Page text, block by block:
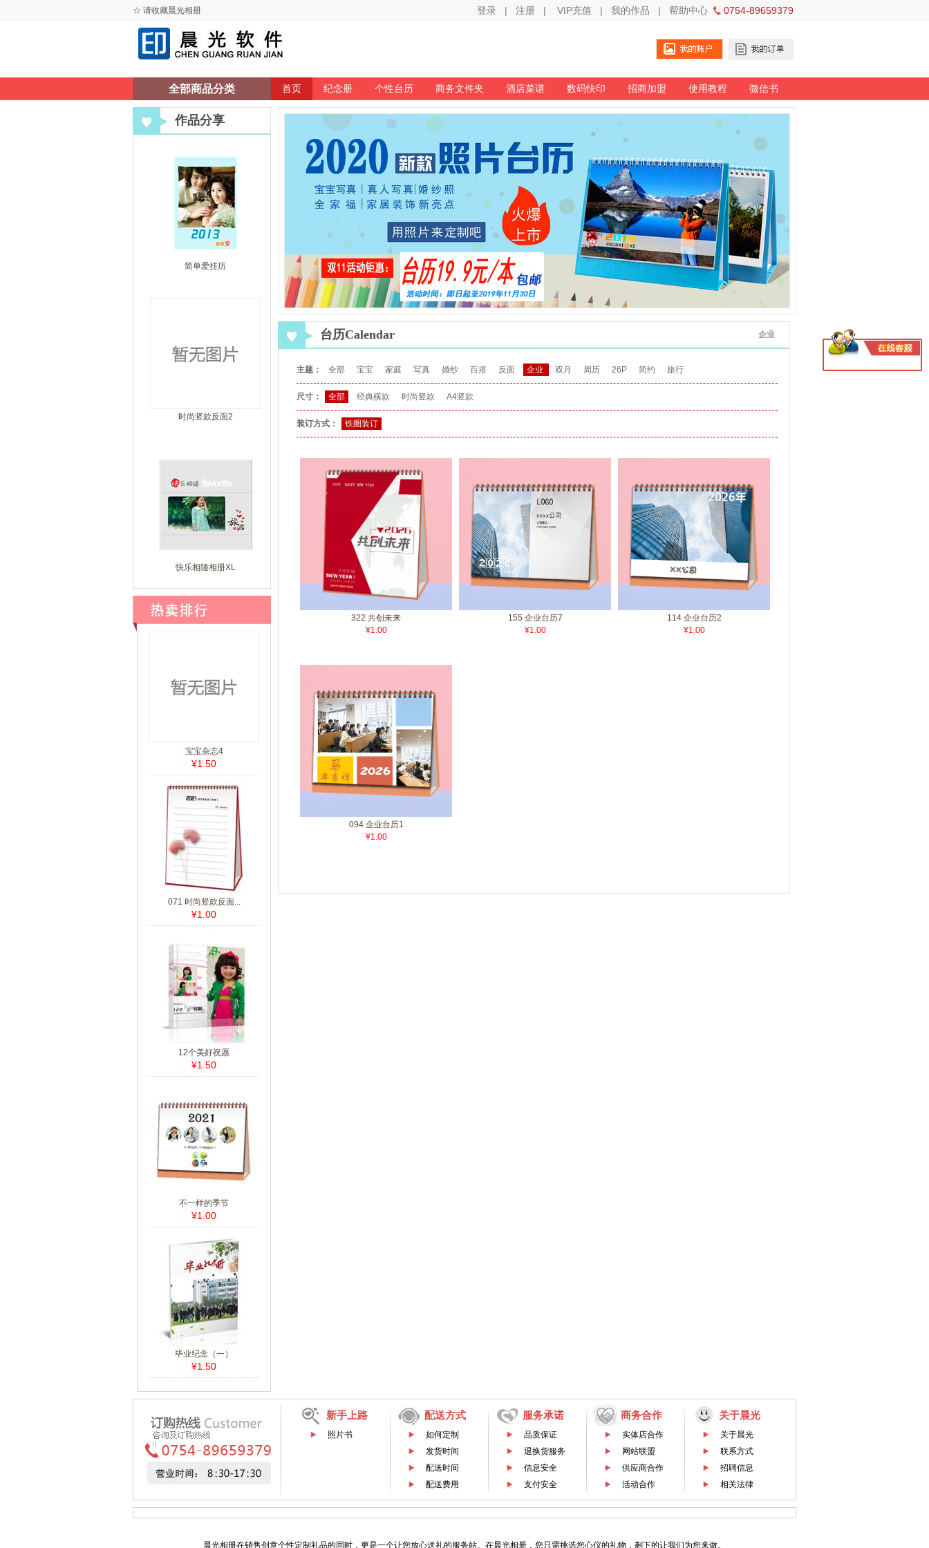
☆ 请收藏晨光相册 登录 | 注册 | VIP充值 | 我的作品 | 帮助中心 0754-89659379
全部商品分类 首页 纪念册 个性台历 商务文件夹 酒店菜谱 数码快印 招商加盟 使用教程 微信书
作品分享
简单爱挂历
时尚竖款反面2
快乐相随相册XL
宝宝杂志4
¥1.50
071 时尚竖款反面...
¥1.00
12个美好祝愿
¥1.50
不一样的季节
¥1.00
毕业纪念（一）
¥1.50
台历Calendar 企业
主题： 全部 宝宝 家庭 写真 婚纱 百搭 反面 企业 双月 周历 26P 简约 旅行
尺寸： 全部 经典横款 时尚竖款 A4竖款
装订方式： 铁圈装订
322 共创未来
¥1.00
155 企业台历7
¥1.00
114 企业台历2
¥1.00
094 企业台历1
¥1.00
新手上路
照片书
配送方式
如何定制
发货时间
配送时间
配送费用
服务承诺
品质保证
退换货服务
信息安全
支付安全
商务合作
实体店合作
网站联盟
供应商合作
活动合作
关于晨光
关于晨光
联系方式
招聘信息
相关法律
晨光相册在销售创意个性定制礼品的同时，更是一个让您放心送礼的服务站。在晨光相册，您只需挑选您心仪的礼物，剩下的让我们为您来做。